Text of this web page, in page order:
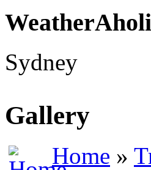
Sydney
Gallery
Home »